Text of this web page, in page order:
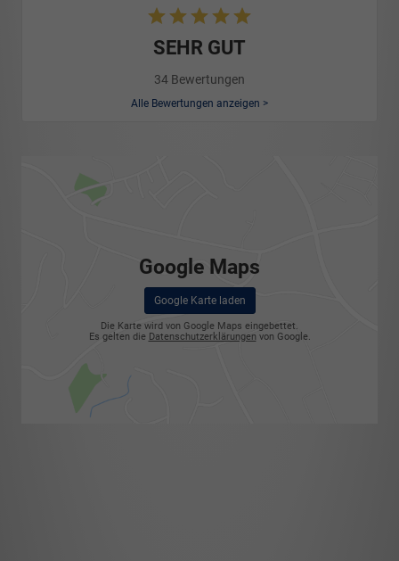
SEHR GUT
34 Bewertungen
Alle Bewertungen anzeigen >
Google Maps
Google Karte laden
Die Karte wird von Google Maps eingebettet.
Es gelten die Datenschutzerklärungen von Google.